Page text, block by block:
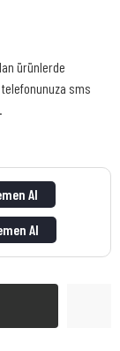
ürünlerde
sms
Al
Al